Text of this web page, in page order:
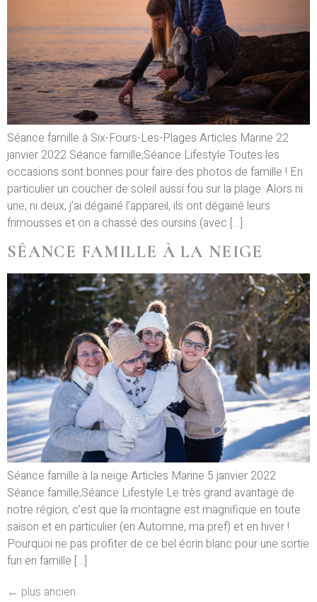
Séance famille à Six-Fours-Les-Plages Articles Marine 22
janvier 2022 Séance famille,Séance Lifestyle Toutes les
occasions sont bonnes pour faire des photos de famille ! En
particulier un coucher de soleil aussi fou sur la plage. Alors ni
une, ni deux, j’ai dégainé l’appareil, ils ont dégainé leurs
frimousses et on a chassé des oursins (avec […]
SÉANCE FAMILLE À LA NEIGE
Séance famille à la neige Articles Marine 5 janvier 2022
Séance famille,Séance Lifestyle Le très grand avantage de
notre région, c’est que la montagne est magnifique en toute
saison et en particulier (en Automne, ma pref) et en hiver !
Pourquoi ne pas profiter de ce bel écrin blanc pour une sortie
fun en famille […]
← plus ancien